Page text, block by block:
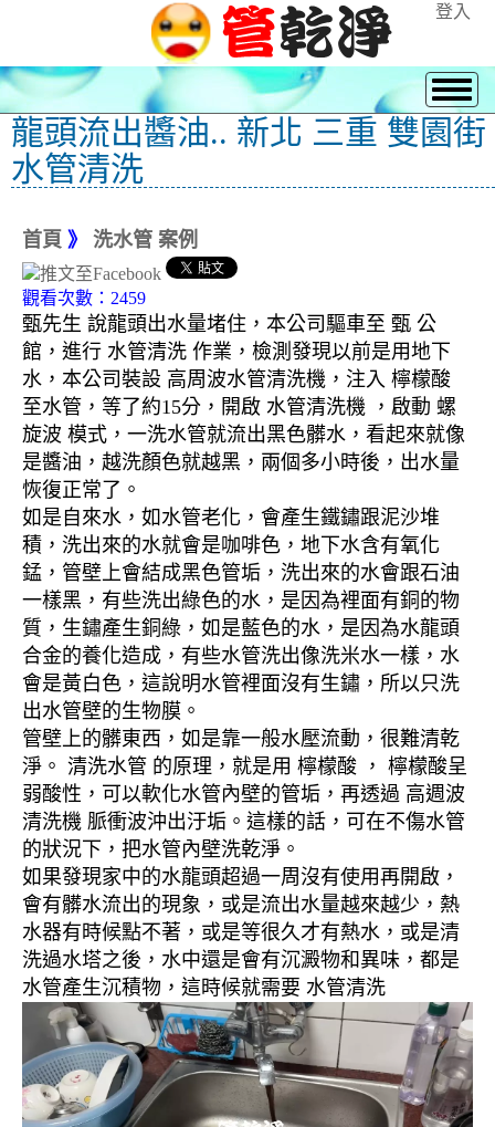
登入
龍頭流出醬油.. 新北 三重 雙園街
水管清洗
首頁 》 洗水管 案例
觀看次數：2459
甄先生 說龍頭出水量堵住，本公司驅車至 甄 公
館，進行 水管清洗 作業，檢測發現以前是用地下
水，本公司裝設 高周波水管清洗機，注入 檸檬酸
至水管，等了約15分，開啟 水管清洗機 ，啟動 螺
旋波 模式，一洗水管就流出黑色髒水，看起來就像
是醬油，越洗顏色就越黑，兩個多小時後，出水量
恢復正常了。
如是自來水，如水管老化，會產生鐵鏽跟泥沙堆
積，洗出來的水就會是咖啡色，地下水含有氧化
錳，管壁上會結成黑色管垢，洗出來的水會跟石油
一樣黑，有些洗出綠色的水，是因為裡面有銅的物
質，生鏽產生銅綠，如是藍色的水，是因為水龍頭
合金的養化造成，有些水管洗出像洗米水一樣，水
會是黃白色，這說明水管裡面沒有生鏽，所以只洗
出水管壁的生物膜。
管壁上的髒東西，如是靠一般水壓流動，很難清乾
淨。 清洗水管 的原理，就是用 檸檬酸 ， 檸檬酸呈
弱酸性，可以軟化水管內壁的管垢，再透過 高週波
清洗機 脈衝波沖出汙垢。這樣的話，可在不傷水管
的狀況下，把水管內壁洗乾淨。
如果發現家中的水龍頭超過一周沒有使用再開啟，
會有髒水流出的現象，或是流出水量越來越少，熱
水器有時候點不著，或是等很久才有熱水，或是清
洗過水塔之後，水中還是會有沉澱物和異味，都是
水管產生沉積物，這時候就需要 水管清洗